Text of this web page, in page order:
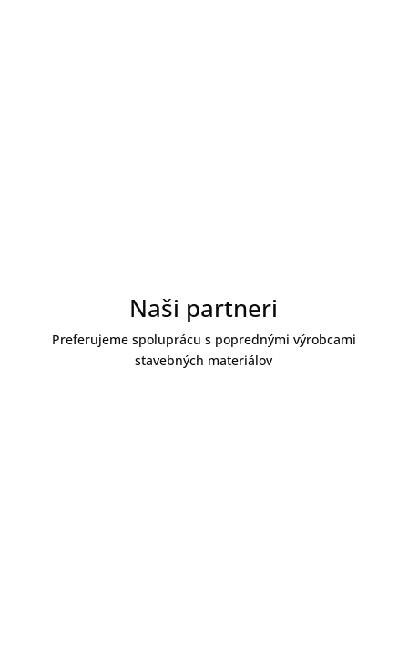
Naši partneri
Preferujeme spoluprácu s poprednými výrobcami
stavebných materiálov